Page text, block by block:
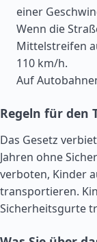
einer
Wenn die
Mittelstreifen
110 km/h.
Auf
Regeln für den
Das Gesetz
Jahren ohne
verboten, Kinder
transportieren.
Sicherheitsgurte